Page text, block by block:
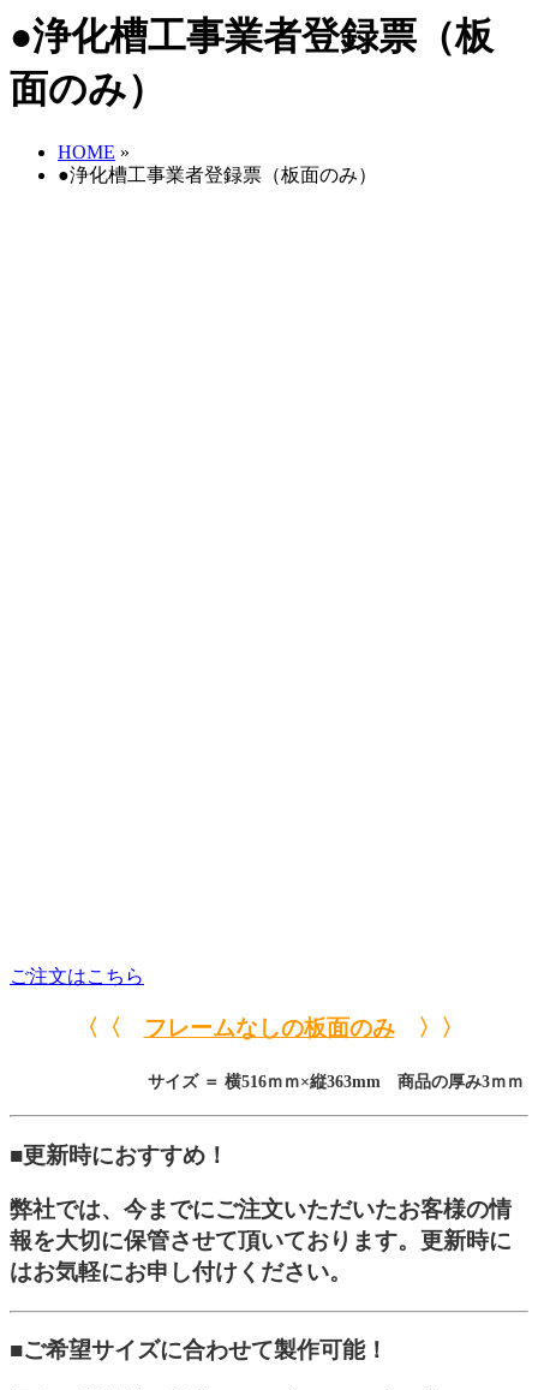
●浄化槽工事業者登録票（板
面のみ）
HOME »
●浄化槽工事業者登録票（板面のみ）
ご注文はこちら
〈〈 フレームなしの板面のみ〉〉
サイズ ＝ 横516ｍｍ×縦363mm 商品の厚み3ｍｍ
■更新時におすすめ！
弊社では、今までにご注文いただいたお客様の情
報を大切に保管させて頂いております。更新時に
はお気軽にお申し付けください。
■ご希望サイズに合わせて製作可能！